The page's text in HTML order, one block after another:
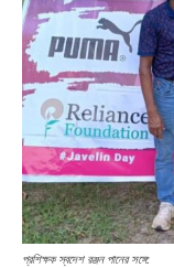
প্রশিক্ষক স্বদেশ রঞ্জন পানের সঙ্গে: